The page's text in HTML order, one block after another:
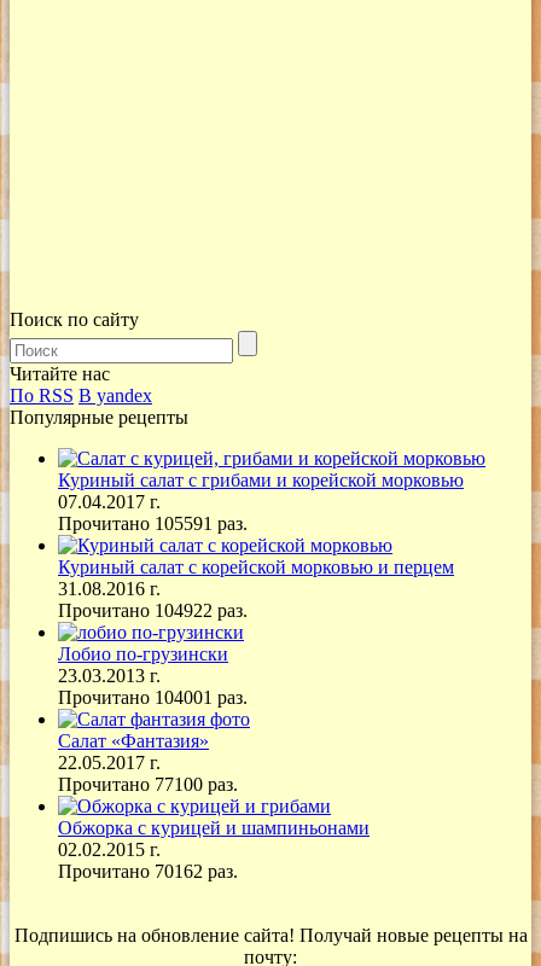
Поиск по сайту
Читайте нас
По RSS В yandex
Популярные рецепты
Куриный салат с грибами и корейской морковью
07.04.2017 г.
Прочитано 105591 раз.
Куриный салат с корейской морковью и перцем
31.08.2016 г.
Прочитано 104922 раз.
Лобио по-грузински
23.03.2013 г.
Прочитано 104001 раз.
Салат «Фантазия»
22.05.2017 г.
Прочитано 77100 раз.
Обжорка с курицей и шампиньонами
02.02.2015 г.
Прочитано 70162 раз.
Подпишись на обновление сайта! Получай новые рецепты на
почту: